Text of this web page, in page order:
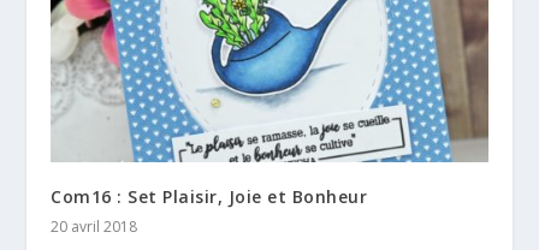
Com16 : Set Plaisir, Joie et Bonheur
20 avril 2018